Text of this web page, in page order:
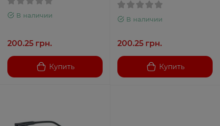
В наличии
200.25 грн.
Купить
В наличии
200.25 грн.
Купить